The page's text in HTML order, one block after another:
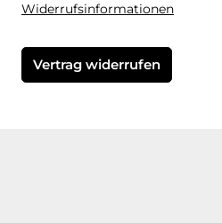
Widerrufsinformationen
Vertrag widerrufen